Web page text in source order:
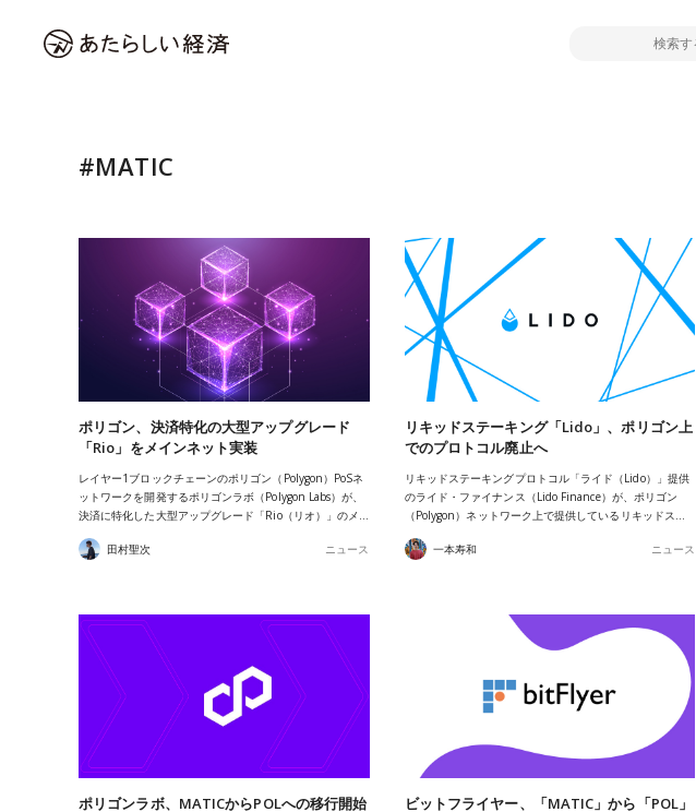
#MATIC
ポリゴン、決済特化の大型アップグレード
「Rio」をメインネット実装
レイヤー1ブロックチェーンのポリゴン（Polygon）PoSネ
ットワークを開発するポリゴンラボ（Polygon Labs）が、
決済に特化した大型アップグレード「Rio（リオ）」のメ…
田村聖次 ニュース
リキッドステーキング「Lido」、ポリゴン上
でのプロトコル廃止へ
リキッドステーキングプロトコル「ライド（Lido）」提供
のライド・ファイナンス（Lido Finance）が、ポリゴン
（Polygon）ネットワーク上で提供しているリキッドス…
一本寿和 ニュース
ポリゴンラボ、MATICからPOLへの移行開始
ビットフライヤー、「MATIC」から「POL」